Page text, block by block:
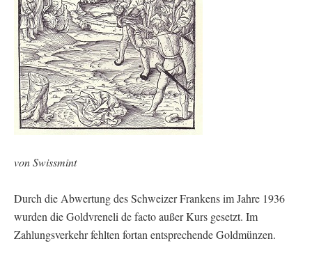
von Swissmint
Durch die Abwertung des Schweizer Frankens im Jahre 1936
wurden die Goldvreneli de facto außer Kurs gesetzt. Im
Zahlungsverkehr fehlten fortan entsprechende Goldmünzen.